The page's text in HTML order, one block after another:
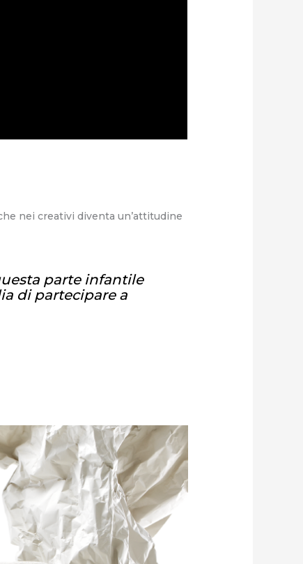
nei creativi diventa un’attitudine
parte infantile
di partecipare a